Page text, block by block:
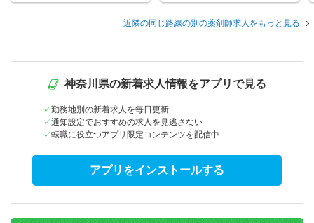
近隣の同じ路線の別の薬剤師求人をもっと見る
神奈川県の新着求人情報をアプリで見る
勤務地別の新着求人を毎日更新
通知設定でおすすめの求人を見逃さない
転職に役立つアプリ限定コンテンツを配信中
アプリをインストールする